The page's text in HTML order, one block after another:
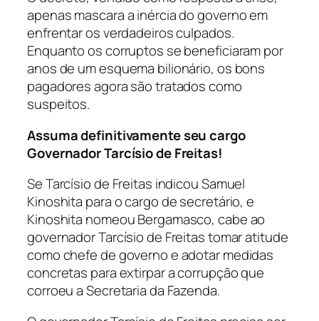
apenas mascara a inércia do governo em
enfrentar os verdadeiros culpados.
Enquanto os corruptos se beneficiaram por
anos de um esquema bilionário, os bons
pagadores agora são tratados como
suspeitos.
Assuma definitivamente seu cargo
Governador Tarcísio de Freitas!
Se Tarcísio de Freitas indicou Samuel
Kinoshita para o cargo de secretário, e
Kinoshita nomeou Bergamasco, cabe ao
governador Tarcísio de Freitas tomar atitude
como chefe de governo e adotar medidas
concretas para extirpar a corrupção que
corroeu a Secretaria da Fazenda.